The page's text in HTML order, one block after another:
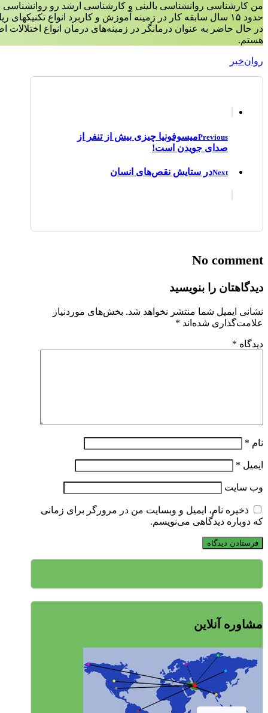
من کارشناسی روانشناسی بالینی و کارشناسی ارشد رو
حدود ۱۵ سال سابقه کار در زمینه آموزش و کاربرد انواع تکنیکهای ریلکسیشن،مدیتیشن و مایندفولنس دارم.
در حال حاضر به عنوان درمانگر در زمینه‌‌های درمان انواع
هستم.
روان‌خبر
Previousمیسوفونیا چیزی بیش از تنفر از
صدای جویدن است!
Nextدر ستایش نقص‌های انسان
No comment
دیدگاهتان را بنویسید
نشانی ایمیل شما منتشر نخواهد شد. بخش‌های موردنیاز
علامت‌گذاری شده‌اند *
دیدگاه *
نام *
ایمیل *
وب‌ سایت
ذخیره نام، ایمیل و وبسایت من در مرورگر برای زمانی
که دوباره دیدگاهی می‌نویسم.
مشاوره آنلاین